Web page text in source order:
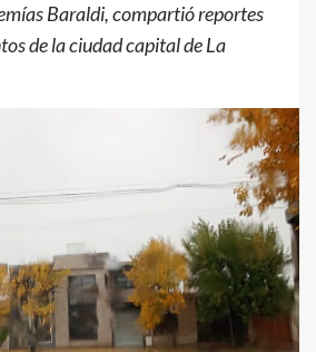
Baraldi, compartió reportes
de la ciudad capital de La